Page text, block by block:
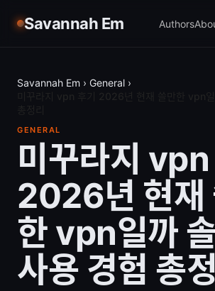
Savannah Em Authors
Savannah Em › General ›
GENERAL
미꾸라지 vpn
2026년 현재
한 vpn일까
사용 경험 총